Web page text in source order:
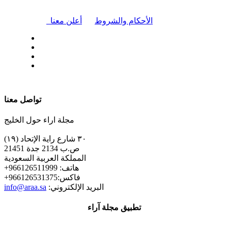
أعلن معنا الأحكام والشروط
تواصل معنا
مجلة اراء حول الخليج
٣٠ شارع راية الإتحاد (١٩)
ص.ب 2134 جدة 21451
المملكة العربية السعودية
+هاتف: 966126511999
+فاكس:966126531375
info@araa.sa :البريد الإلكتروني
تطبيق مجلة آراء